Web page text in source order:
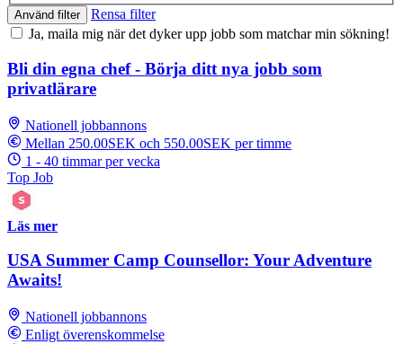
Använd filter
Rensa filter
Ja, maila mig när det dyker upp jobb som matchar min sökning!
Bli din egna chef - Börja ditt nya jobb som
privatlärare
Nationell jobbannons
Mellan 250.00SEK och 550.00SEK per timme
1 - 40 timmar per vecka
Top Job
Läs mer
USA Summer Camp Counsellor: Your Adventure
Awaits!
Nationell jobbannons
Enligt överenskommelse